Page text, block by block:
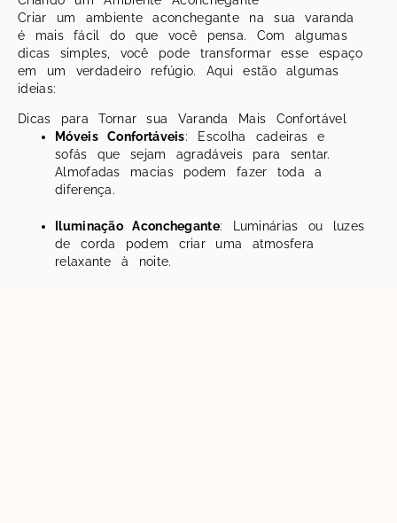
Criar um ambiente aconchegante na sua varanda
é mais fácil do que você pensa. Com algumas
dicas simples, você pode transformar esse espaço
em um verdadeiro refúgio. Aqui estão algumas
ideias:
Dicas para Tornar sua Varanda Mais Confortável
Móveis Confortáveis: Escolha cadeiras e
sofás que sejam agradáveis para sentar.
Almofadas macias podem fazer toda a
diferença.
Iluminação Aconchegante: Luminárias ou luzes
de corda podem criar uma atmosfera
relaxante à noite.